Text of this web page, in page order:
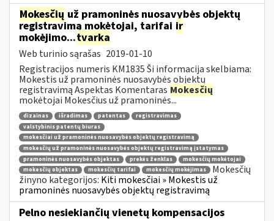
Mokesčių už pramoninės nuosavybės objektų
registravimą mokėtojai, tarifai ir
mokėjimo...tvarka
Web turinio sąrašas 2019-01-10
Registracijos numeris KM1835 Ši informacija skelbiama:
Mokestis už pramoninės nuosavybės objektų
registravimą Aspektas Komentaras Mokesčių
mokėtojai Mokesčius už pramoninės...
dizainas išradimas patentas
registravimas
valstybinis patentų biuras
mokesčiai už pramoninės nuosavybės objektų registravimą
mokesčių už pramoninės nuosavybės objektų registravimą įstatymas
pramoninės nuosavybės objektas
prekės ženklas
mokesčių mokėtojai
mokesčių objektas
mokesčių tarifai mokesčių mokėjimas
Mokesčių
žinyno kategorijos: Kiti mokesčiai » Mokestis už
pramoninės nuosavybės objektų registravimą
Pelno nesiekiančių vienetų kompensacijos